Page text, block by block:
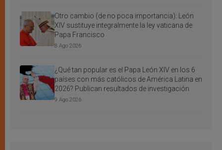
Otro cambio (de no poca importancia): León
XIV sustituye integralmente la ley vaticana de
Papa Francisco
8 Ago 2026
¿Qué tan popular es el Papa León XIV en los 6
países con más católicos de América Latina en
2026? Publican resultados de investigación
9 Ago 2026